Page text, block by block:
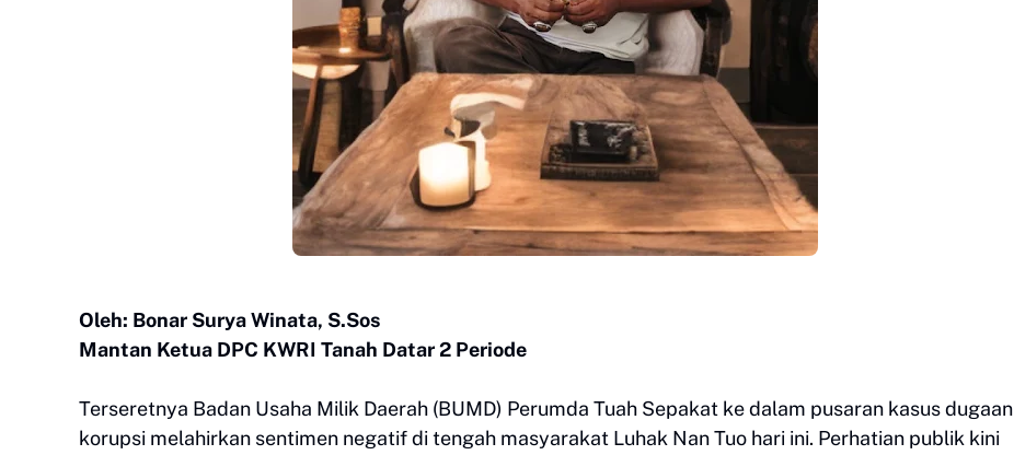
Oleh: Bonar Surya Winata, S.Sos
Mantan Ketua DPC KWRI Tanah Datar 2 Periode
Terseretnya Badan Usaha Milik Daerah (BUMD) Perumda Tuah Sepakat ke dalam pusaran kasus dugaan
korupsi melahirkan sentimen negatif di tengah masyarakat Luhak Nan Tuo hari ini. Perhatian publik kini